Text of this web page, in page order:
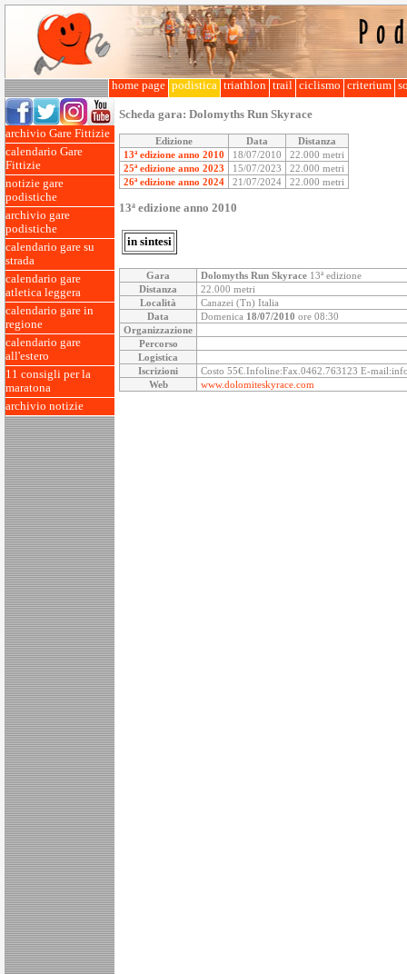
home page podistica triathlon trail ciclismo criterium
archivio Gare Fittizie
calendario Gare
Fittizie
notizie gare
podistiche
archivio gare
podistiche
calendario gare su
strada
calendario gare
atletica leggera
calendario gare in
regione
calendario gare
all'estero
11 consigli per la
maratona
archivio notizie
Scheda gara: Dolomyths Run Skyrace
Edizione Data
Distanza
13ª edizione anno 2010
18/07/2010
22.000 metri
25ª edizione anno 2023
15/07/2023
22.000 metri
26ª edizione anno 2024
21/07/2024 22.000 metri
13ª edizione anno 2010
in sintesi
Gara Dolomyths Run Skyrace 13ª edizione
Distanza
22.000 metri
Località
Canazei (Tn) Italia
Data
Domenica 18/07/2010 ore 08:30
Organizzazione
Percorso
Logistica
Iscrizioni
Costo 55€.Infoline:Fax.0462.763123 E-
Web
www.dolomiteskyrace.com